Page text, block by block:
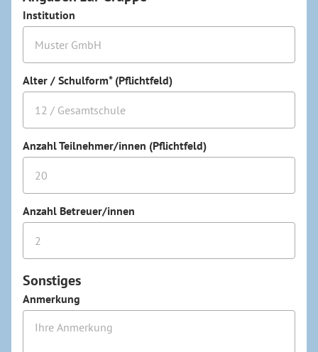
Institution
Alter / Schulform* (Pflichtfeld)
Anzahl Teilnehmer/innen (Pflichtfeld)
Anzahl Betreuer/innen
Sonstiges
Anmerkung